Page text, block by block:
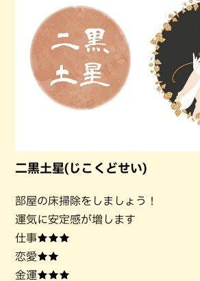
二黒土星(じこくどせい)
部屋の床掃除をしましょう！
運気に安定感が増します
仕事★★★
恋愛★★
金運★★★